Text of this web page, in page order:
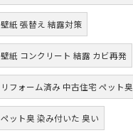
壁紙 張替え 結露対策
壁紙 コンクリート 結露 カビ再発
リフォーム済み 中古住宅 ペット臭
ペット臭 染み付いた 臭い